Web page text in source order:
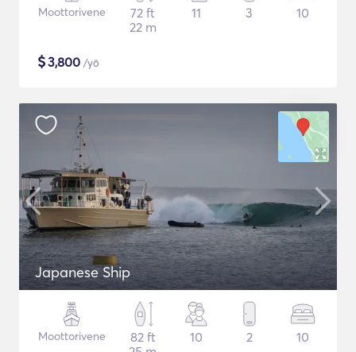
Moottorivene
72 ft
22 m
11 3 10
$3,800 /yö
Japanese Ship
Moottorivene
82 ft
10 2 10